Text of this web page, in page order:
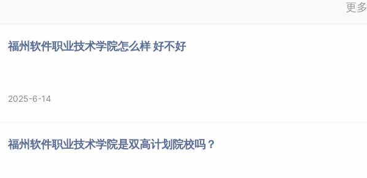
，全面实施高校招生“阳光工程”
考试成绩为依据，德智体美劳全面衡量，根据各省（自治区、直辖市）投档政策，从
成绩相同的考生，先按符合录取照顾政策同等优先进行排序，中职学校类考生再按专
公共基础知识科目成绩从高分到低分顺序进行排序确定考生位次；普通高中类考生再
更多
福州软件职业技术学院怎么样 好不好
2025-6-14
福州软件职业技术学院是双高计划院校吗？